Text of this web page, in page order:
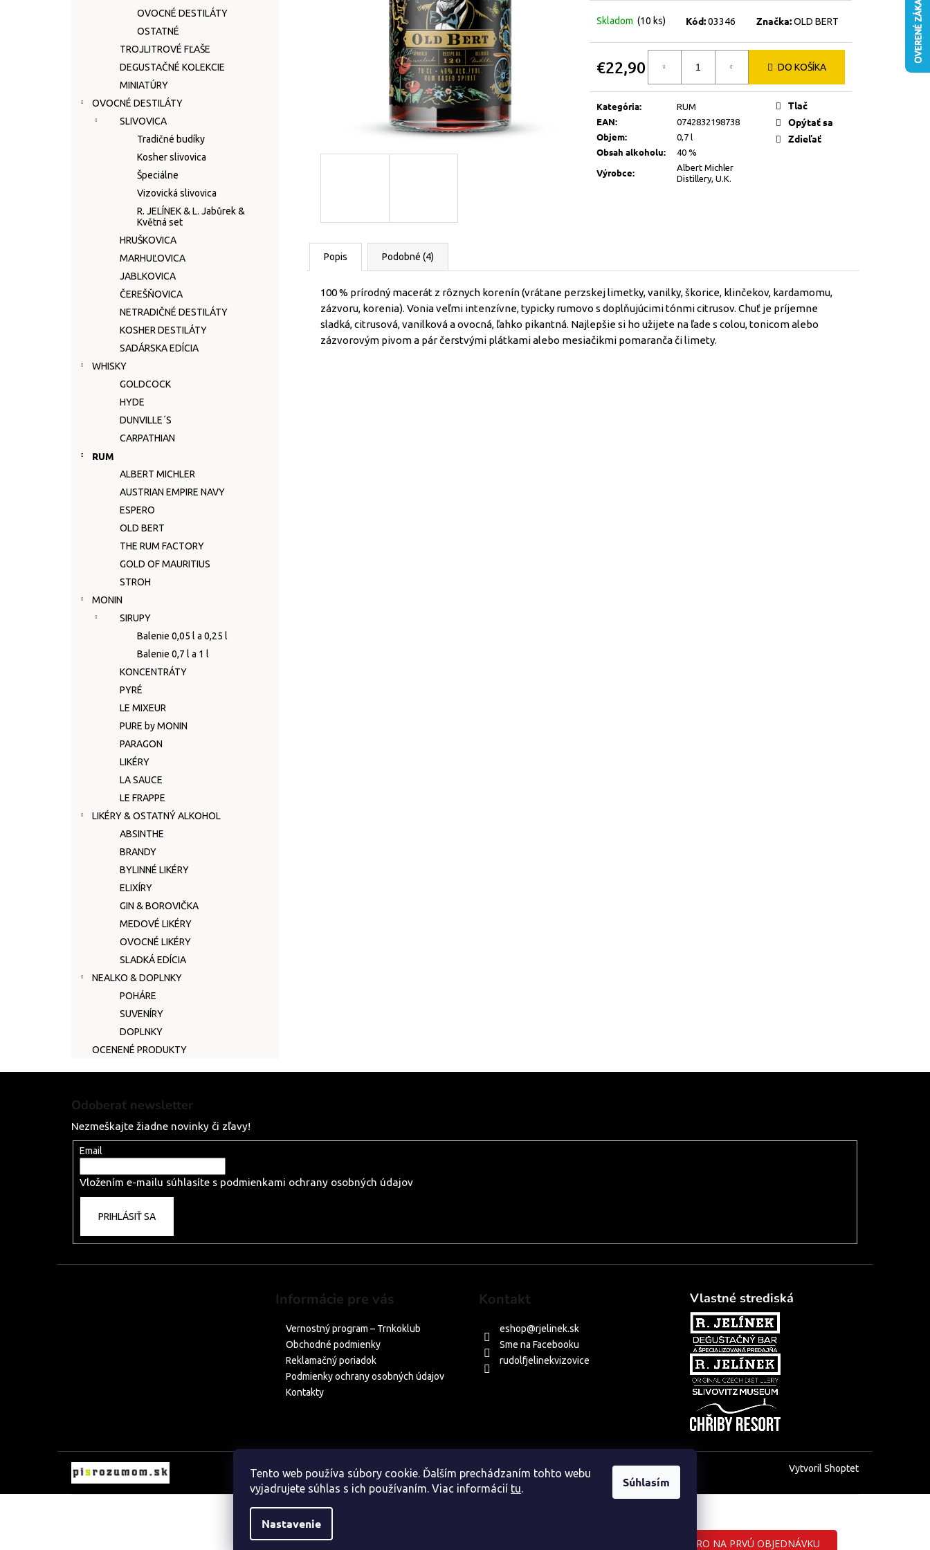
Tento web používa súbory cookie. Ďalším prechádzaním tohto webu
vyjadrujete súhlas s ich používaním. Viac informácií tu.
Nastavenie
Súhlasím
OVOCNÉ DESTILÁTY
OSTATNÉ
TROJLITROVÉ FĽAŠE
DEGUSTAČNÉ KOLEKCIE
MINIATÚRY
OVOCNÉ DESTILÁTY
SLIVOVICA
Tradičné budíky
Kosher slivovica
Špeciálne
Vizovická slivovica
R. JELÍNEK & L. Jabůrek &
Květná set
HRUŠKOVICA
MARHUĽOVICA
JABLKOVICA
ČEREŠŇOVICA
NETRADIČNÉ DESTILÁTY
KOSHER DESTILÁTY
SADÁRSKA EDÍCIA
WHISKY
GOLDCOCK
HYDE
DUNVILLE´S
CARPATHIAN
RUM
ALBERT MICHLER
AUSTRIAN EMPIRE NAVY
ESPERO
OLD BERT
THE RUM FACTORY
GOLD OF MAURITIUS
STROH
MONIN
SIRUPY
Balenie 0,05 l a 0,25 l
Balenie 0,7 l a 1 l
KONCENTRÁTY
PYRÉ
LE MIXEUR
PURE by MONIN
PARAGON
LIKÉRY
LA SAUCE
LE FRAPPE
LIKÉRY & OSTATNÝ ALKOHOL
ABSINTHE
BRANDY
BYLINNÉ LIKÉRY
ELIXÍRY
GIN & BOROVIČKA
MEDOVÉ LIKÉRY
OVOCNÉ LIKÉRY
SLADKÁ EDÍCIA
NEALKO & DOPLNKY
POHÁRE
SUVENÍRY
DOPLNKY
OCENENÉ PRODUKTY
Skladom (10 ks) Kód: 03346 Značka:OLD BERT
€22,90
cena:
DO KOŠÍKA
Kategória: RUM
EAN: 0742832198738
Objem: 0,7 l
Obsah alkoholu: 40 %
Výrobce:
Albert Michler
Distillery, U.K.
Tlač
Opýtať sa
Zdieľať
Popis Podobné (4)
100 % prírodný macerát z rôznych korenín (vrátane perzskej limetky, vanilky, škorice, klinčekov, kardamomu,
zázvoru, korenia). Vonia veľmi intenzívne, typicky rumovo s doplňujúcimi tónmi citrusov. Chuť je príjemne
sladká, citrusová, vanilková a ovocná, ľahko pikantná. Najlepšie si ho užijete na ľade s colou, tonicom alebo
zázvorovým pivom a pár čerstvými plátkami alebo mesiačikmi pomaranča či limety.
Odoberať newsletter
Nezmeškajte žiadne novinky či zľavy!
Email
Vložením e-mailu súhlasíte s podmienkami ochrany osobných údajov
PRIHLÁSIŤ SA
Informácie pre vás
Vernostný program – Trnkoklub
Obchodné podmienky
Reklamačný poriadok
Podmienky ochrany osobných údajov
Kontakty
Kontakt
eshop@rjelinek.sk
Sme na Facebooku
rudolfjelinekvizovice
Vlastné strediská
Vytvoril Shoptet
ZĽAVA 5 EURO NA PRVÚ OBJEDNÁVKU